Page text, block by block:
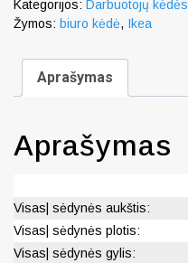
Kategorijos: Darbuotojų kėdės
Žymos: biuro kėdė, Ikea
Aprašymas
Aprašymas
Visas| sėdynės aukštis:
Visas| sėdynės plotis:
Visas| sėdynės gylis: